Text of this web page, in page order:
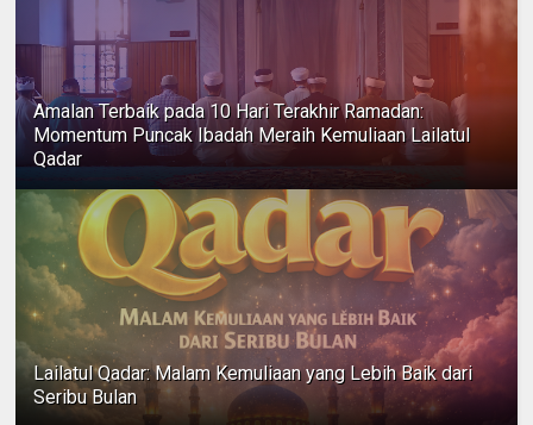
Amalan Terbaik pada 10 Hari Terakhir Ramadan:
Momentum Puncak Ibadah Meraih Kemuliaan Lailatul
Qadar
Lailatul Qadar: Malam Kemuliaan yang Lebih Baik dari
Seribu Bulan